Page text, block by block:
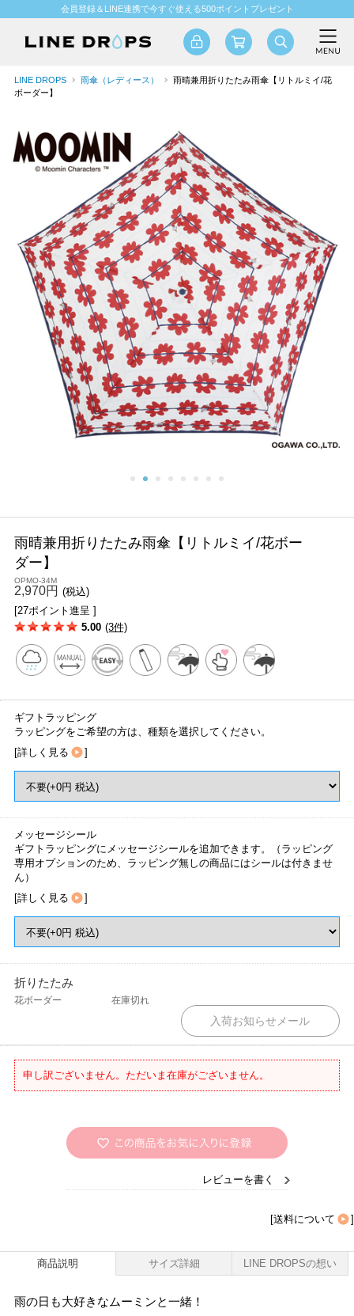
会員登録＆LINE連携で今すぐ使える500ポイントプレゼント
LINE DROPS 雨傘（レディース）
雨晴兼用折りたたみ雨傘【リトルミイ/花
ボーダー】
雨晴兼用折りたたみ雨傘【リトルミイ/花ボー
ダー】
OPMO-34M
2,970円 (税込)
[27ポイント進呈 ]
5.00 (3件)
ギフトラッピング
ラッピングをご希望の方は、種類を選択してください。
[詳しく見る ]
メッセージシール
ギフトラッピングにメッセージシールを追加できます。（ラッピング
専用オプションのため、ラッピング無しの商品にはシールは付きませ
ん）
[詳しく見る ]
折りたたみ
花ボーダー 在庫切れ
申し訳ございません。ただいま在庫がございません。
レビューを書く
[送料について ]
商品説明 サイズ詳細 LINE DROPSの想い
雨の日も大好きなムーミンと一緒！